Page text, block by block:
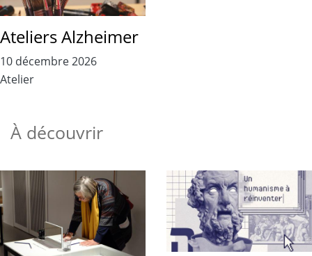
Ateliers Alzheimer
10 décembre 2026
Atelier
À découvrir